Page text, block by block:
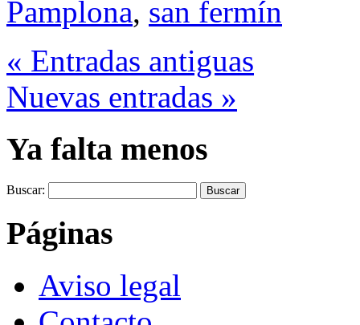
Pamplona, san fermín
« Entradas antiguas
Nuevas entradas »
Ya falta menos
Buscar:
Páginas
Aviso legal